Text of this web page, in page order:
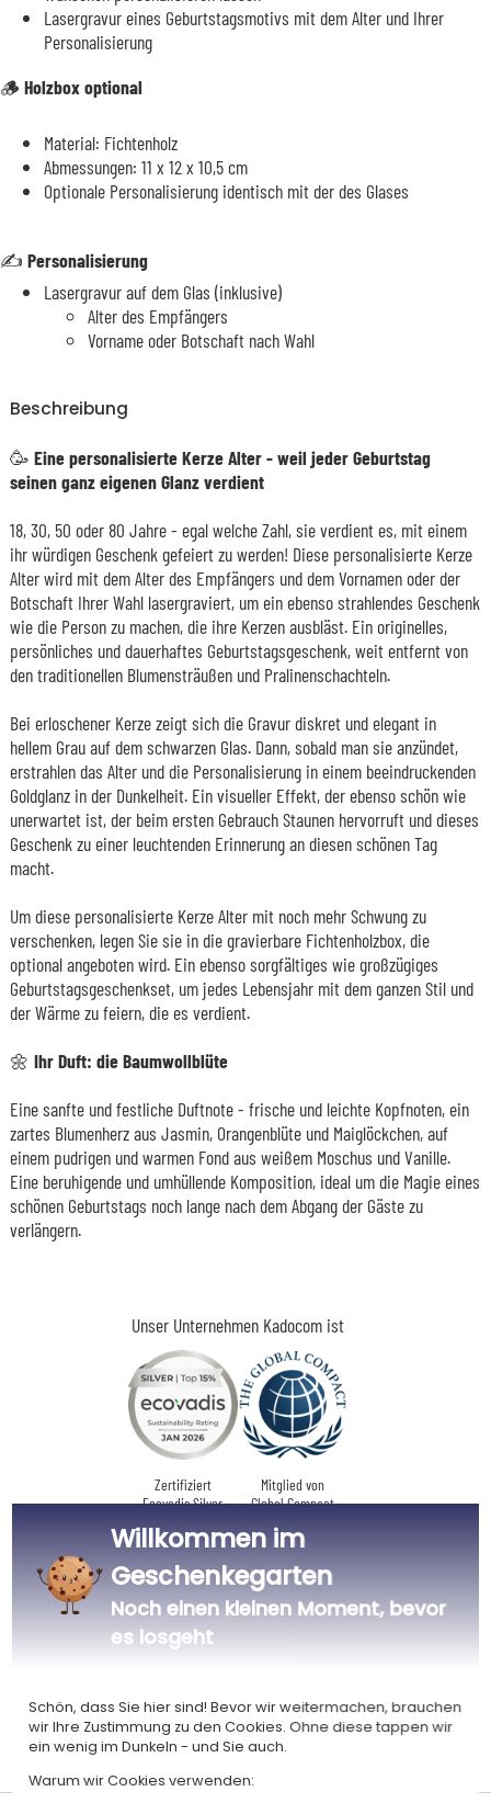
Lasergravur eines Geburtstagsmotivs mit dem Alter und Ihrer
Personalisierung
🪵 Holzbox optional
Material: Fichtenholz
Abmessungen: 11 x 12 x 10,5 cm
Optionale Personalisierung identisch mit der des Glases
✍️ Personalisierung
Lasergravur auf dem Glas (inklusive)
Alter des Empfängers
Vorname oder Botschaft nach Wahl
Unser Unternehmen Kadocom ist
Zertifiziert
Ecovadis Silver
Mitglied von
Global Compact
Unsere CSR-Politik |Labels
Dieses Geschenk ist
Personalisiert
Hergestellt in
Beschreibung
🥳 Eine personalisierte Kerze Alter - weil jeder Geburtstag
seinen ganz eigenen Glanz verdient
18, 30, 50 oder 80 Jahre - egal welche Zahl, sie verdient es, mit einem
ihr würdigen Geschenk gefeiert zu werden! Diese personalisierte Kerze
Alter wird mit dem Alter des Empfängers und dem Vornamen oder der
Botschaft Ihrer Wahl lasergraviert, um ein ebenso strahlendes Geschenk
wie die Person zu machen, die ihre Kerzen ausbläst. Ein originelles,
persönliches und dauerhaftes Geburtstagsgeschenk, weit entfernt von
den traditionellen Blumensträußen und Pralinenschachteln.
Bei erloschener Kerze zeigt sich die Gravur diskret und elegant in
hellem Grau auf dem schwarzen Glas. Dann, sobald man sie anzündet,
erstrahlen das Alter und die Personalisierung in einem beeindruckenden
Goldglanz in der Dunkelheit. Ein visueller Effekt, der ebenso schön wie
unerwartet ist, der beim ersten Gebrauch Staunen hervorruft und dieses
Geschenk zu einer leuchtenden Erinnerung an diesen schönen Tag
macht.
Um diese personalisierte Kerze Alter mit noch mehr Schwung zu
verschenken, legen Sie sie in die gravierbare Fichtenholzbox, die
optional angeboten wird. Ein ebenso sorgfältiges wie großzügiges
Geburtstagsgeschenkset, um jedes Lebensjahr mit dem ganzen Stil und
der Wärme zu feiern, die es verdient.
🌼 Ihr Duft: die Baumwollblüte
Eine sanfte und festliche Duftnote - frische und leichte Kopfnoten, ein
zartes Blumenherz aus Jasmin, Orangenblüte und Maiglöckchen, auf
einem pudrigen und warmen Fond aus weißem Moschus und Vanille.
Eine beruhigende und umhüllende Komposition, ideal um die Magie eines
schönen Geburtstags noch lange nach dem Abgang der Gäste zu
verlängern.
Willkommen im
Geschenkegarten
Noch einen kleinen Moment, bevor
es losgeht
Schön, dass Sie hier sind! Bevor wir weitermachen, brauchen
wir Ihre Zustimmung zu den Cookies. Ohne diese tappen wir
ein wenig im Dunkeln - und Sie auch.
Warum wir Cookies verwenden: